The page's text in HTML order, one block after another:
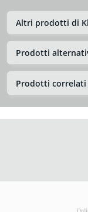
Altri prodotti di
Prodotti
Prodotti correlati